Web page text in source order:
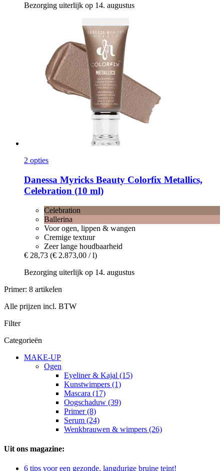
Bezorging uiterlijk op 14. augustus
2 opties
Danessa Myricks Beauty Colorfix Metallics,
Celebration (10 ml)
Celebration
Ballerina
Voor ogen, lippen & wangen
Cremige textuur
Zeer lange houdbaarheid
€ 28,73 (€ 2.873,00 / l)
Bezorging uiterlijk op 14. augustus
Primer: 8 artikelen
Alle prijzen incl. BTW
Filter
Categorieën
MAKE-UP
Ogen
Eyeliner & Kajal (15)
Kunstwimpers (1)
Mascara (17)
Oogschaduw (39)
Primer (8)
Serum (24)
Wenkbrauwen & wimpers (26)
Uit ons magazine:
6 tips voor een gezonde, langdurige bruine teint!